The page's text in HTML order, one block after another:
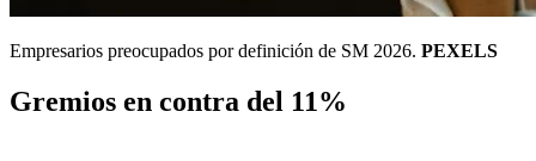
Empresarios preocupados por definición de SM 2026. PEXELS
Gremios en contra del 11%